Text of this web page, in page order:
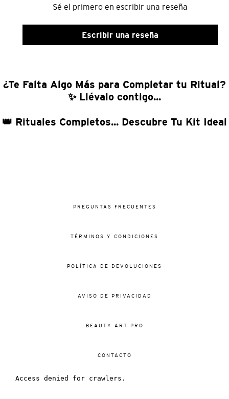
Sé el primero en escribir una reseña
Escribir una reseña
¿Te Falta Algo Más para Completar tu Ritual?
✨ Llévalo contigo...
👑 Rituales Completos... Descubre Tu Kit Ideal
PREGUNTAS FRECUENTES
TÉRMINOS Y CONDICIONES
POLÍTICA DE DEVOLUCIONES
AVISO DE PRIVACIDAD
BEAUTY ART PRO
CONTACTO